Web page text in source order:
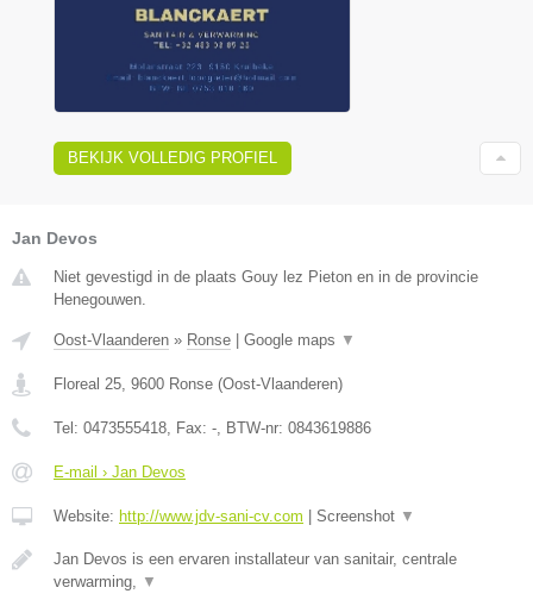
BEKIJK VOLLEDIG PROFIEL
Jan Devos
Niet gevestigd in de plaats Gouy lez Pieton en in de provincie
Henegouwen.
Oost-Vlaanderen » Ronse Google maps ▼
Floreal 25 9600 Ronse (Oost-Vlaanderen)
Tel: 0473555418 , Fax: - , BTW-nr: 0843619886
E-mail › Jan Devos
Website: http://www.jdv-sani-cv.com Screenshot ▼
Jan Devos is een ervaren installateur van sanitair, centrale
verwarming,
▼